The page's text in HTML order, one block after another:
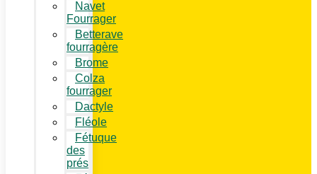
Navet
Fourrager
Betterave
fourragère
Brome
Colza
fourrager
Dactyle
Fléole
Fétuque
des
prés